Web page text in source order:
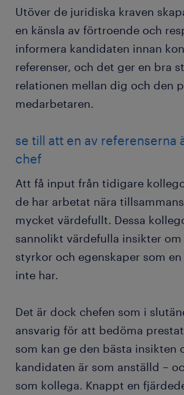
Utöver de juridiska kraven
en känsla av förtroende och
informera kandidaten innan
referenser, och det ger en bra
relationen mellan dig och den
medarbetaren.
se till att en av referenserna
chef
Att få input från tidigare
de har arbetat nära
mycket värdefullt. Dessa
sannolikt värdefulla insikter
styrkor och egenskaper som
inte har.
Det är dock chefen som i
ansvarig för att bedöma
som kan ge den bästa insikten
kandidaten är som anställd –
som kollega. Knappt en